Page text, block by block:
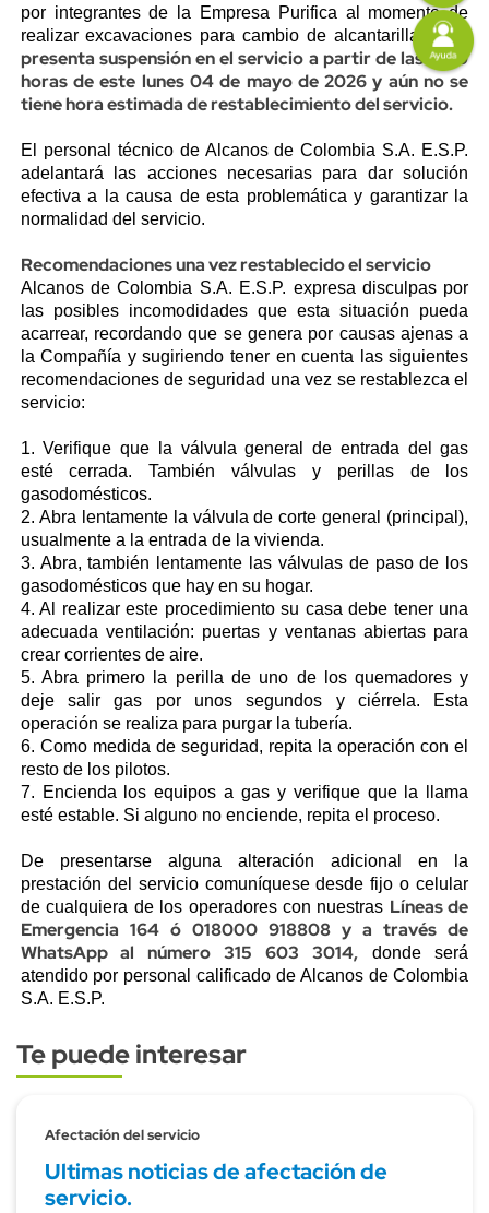
por integrantes de la Empresa Purifica al momento de
realizar excavaciones para cambio de alcantarillado,se
presenta suspensión en el servicio a partir de las 11:50
horas de este lunes 04 de mayo de 2026 y aún no se
tiene hora estimada de restablecimiento del servicio.
El personal técnico de Alcanos de Colombia S.A. E.S.P.
adelantará las acciones necesarias para dar solución
efectiva a la causa de esta problemática y garantizar la
normalidad del servicio.
Recomendaciones una vez restablecido el servicio
Alcanos de Colombia S.A. E.S.P. expresa disculpas por
las posibles incomodidades que esta situación pueda
acarrear, recordando que se genera por causas ajenas a
la Compañía y sugiriendo tener en cuenta las siguientes
recomendaciones de seguridad una vez se restablezca el
servicio:
1. Verifique que la válvula general de entrada del gas
esté cerrada. También válvulas y perillas de los
gasodomésticos.
2. Abra lentamente la válvula de corte general (principal),
usualmente a la entrada de la vivienda.
3. Abra, también lentamente las válvulas de paso de los
gasodomésticos que hay en su hogar.
4. Al realizar este procedimiento su casa debe tener una
adecuada ventilación: puertas y ventanas abiertas para
crear corrientes de aire.
5. Abra primero la perilla de uno de los quemadores y
deje salir gas por unos segundos y ciérrela. Esta
operación se realiza para purgar la tubería.
6. Como medida de seguridad, repita la operación con el
resto de los pilotos.
7. Encienda los equipos a gas y verifique que la llama
esté estable. Si alguno no enciende, repita el proceso.
De presentarse alguna alteración adicional en la
prestación del servicio comuníquese desde fijo o celular
de cualquiera de los operadores con nuestras Líneas de
Emergencia 164 ó 018000 918808 y a través de
WhatsApp al número 315 603 3014,donde será
atendido por personal calificado de Alcanos de Colombia
S.A. E.S.P.
Subtitulo
Te puede interesar
Afectación del servicio
Ultimas noticias de afectación de
servicio.
Imagen